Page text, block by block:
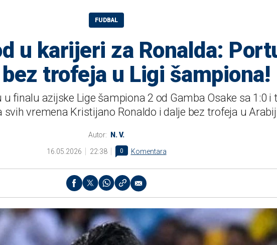
FUDBAL
u karijeri za Ronalda:
trofeja u Ligi šampiona!
finalu azijske Lige šampiona 2 od Gamba Osake sa 1:0 i
svih vremena Kristijano Ronaldo i dalje bez trofeja u
Autor: N. V.
16.05.2026 22:38 0 Komentara